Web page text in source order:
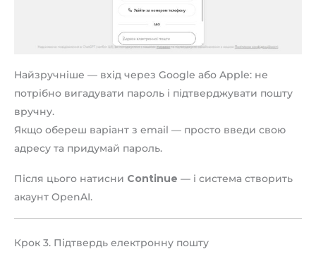
Найзручніше — вхід через Google або Apple: не
потрібно вигадувати пароль і підтверджувати пошту
вручну.
Якщо обереш варіант з email — просто введи свою
адресу та придумай пароль.
Після цього натисни Continue — і система створить
акаунт OpenAI.
Крок 3. Підтвердь електронну пошту